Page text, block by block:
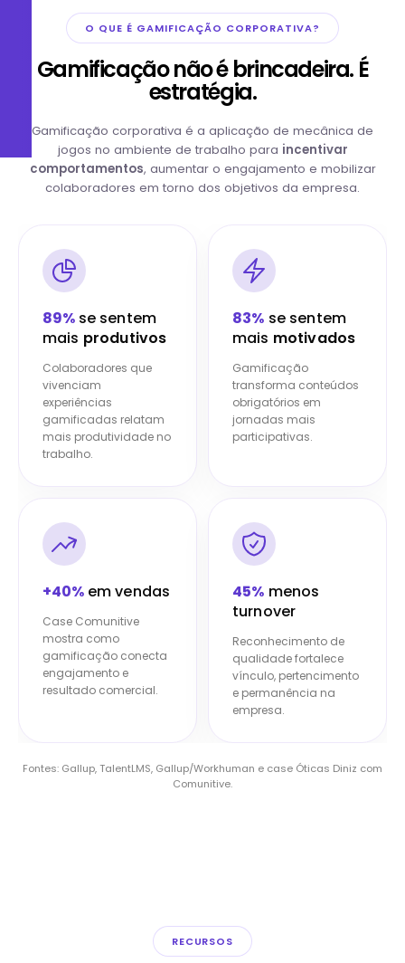
O QUE É GAMIFICAÇÃO CORPORATIVA?
Gamificação não é brincadeira. É
estratégia.
Gamificação corporativa é a aplicação de mecânica de
jogos no ambiente de trabalho para incentivar
comportamentos, aumentar o engajamento e mobilizar
colaboradores em torno dos objetivos da empresa.
89% se sentem
mais produtivos
Colaboradores que
vivenciam
experiências
gamificadas relatam
mais produtividade no
trabalho.
83% se sentem
mais motivados
Gamificação
transforma conteúdos
obrigatórios em
jornadas mais
participativas.
+40% em vendas
Case Comunitive
mostra como
gamificação conecta
engajamento e
resultado comercial.
45% menos
turnover
Reconhecimento de
qualidade fortalece
vínculo, pertencimento
e permanência na
empresa.
Fontes: Gallup, TalentLMS, Gallup/Workhuman e case Óticas Diniz com
Comunitive.
RECURSOS